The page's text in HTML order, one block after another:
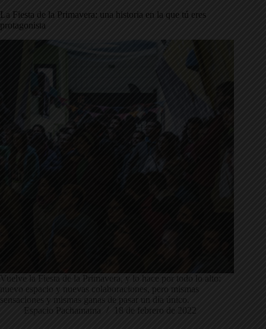
La Fiesta de la Primavera: una historia en la que tú eres
protagonista
Vuelve la Fiesta de la Primavera, y lo hace por todo lo alto:
nuevo espacio y nuevas colaboraciones, pero mismas
sensaciones y mismas ganas de pasar un día único.
Espacio Pachamama
18 de febrero de 2022